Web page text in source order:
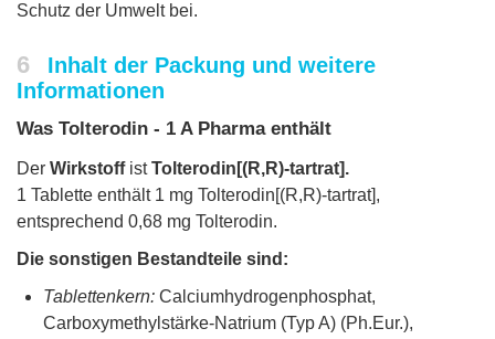
Schutz der Umwelt bei.
6
Inhalt der Packung und weitere
Informationen
Was Tolterodin - 1 A Pharma enthält
Der WirkstoffistTolterodin[(R,R)-tartrat].
1 Tablette enthält 1 mg Tolterodin[(R,R)-tartrat],
entsprechend 0,68 mg Tolterodin.
Die sonstigen Bestandteile sind:
Tablettenkern: Calciumhydrogenphosphat,
Carboxymethylstärke-Natrium (Typ A) (Ph.Eur.),